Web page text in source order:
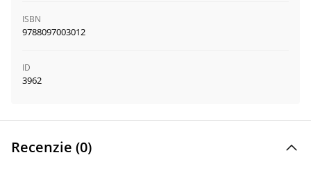
ISBN
9788097003012
ID
3962
Recenzie (0)